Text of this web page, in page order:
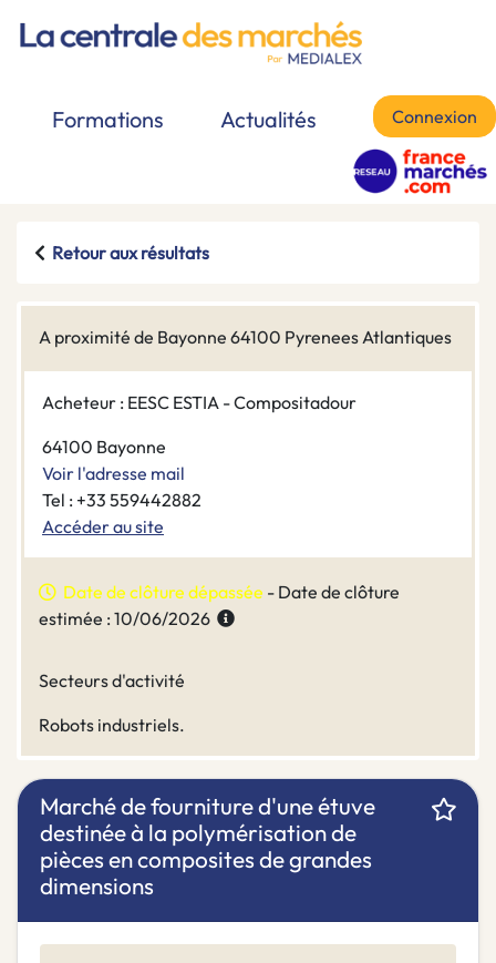
Formations Actualités Connexion
Retour aux résultats
A proximité de Bayonne 64100 Pyrenees Atlantiques
Acheteur : EESC ESTIA - Compositadour
64100 Bayonne
Voir l'adresse mail
Tel : +33 559442882
Accéder au site
Date de clôture dépassée - Date de clôture
estimée : 10/06/2026
Secteurs d'activité
Robots industriels.
Marché de fourniture d'une étuve
destinée à la polymérisation de
pièces en composites de grandes
dimensions